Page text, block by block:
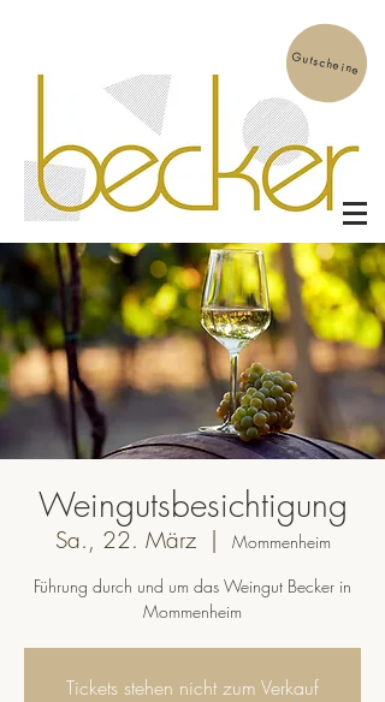
Gutscheine
Weingutsbesichtigung
Sa., 22. März
  |
Mommenheim
Führung durch und um das Weingut Becker in
Mommenheim
Tickets stehen nicht zum Verkauf